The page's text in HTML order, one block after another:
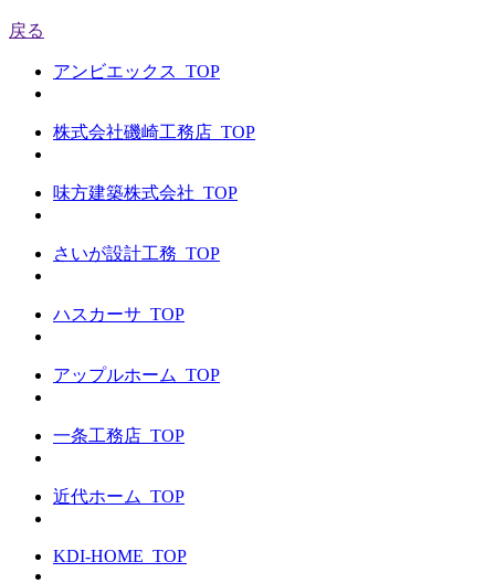
戻る
アンビエックス_TOP
株式会社磯崎工務店_TOP
味方建築株式会社_TOP
さいが設計工務_TOP
ハスカーサ_TOP
アップルホーム_TOP
一条工務店_TOP
近代ホーム_TOP
KDI-HOME_TOP